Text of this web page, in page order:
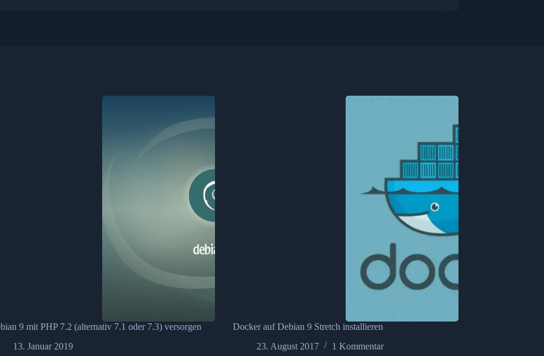
9 mit PHP 7.2 (alternativ 7.1 oder 7.3) versorgen
13. Januar 2019
Docker auf Debian 9 Stretch installieren
23. August 2017
1 Kommentar